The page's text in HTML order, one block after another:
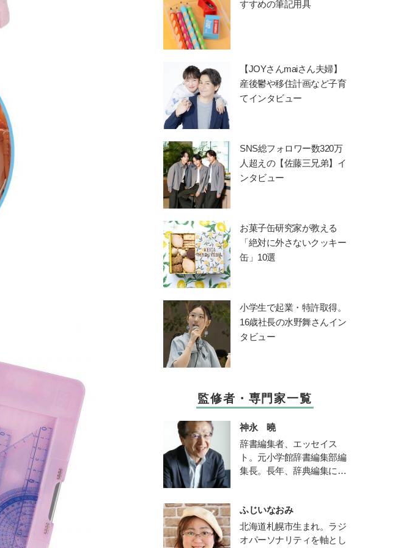
すすめの筆記用具
【JOYさんmaiさん夫婦】
産後鬱や移住計画など子育
てインタビュー
SNS総フォロワー数320万
人超えの【佐藤三兄弟】イ
ンタビュー
お菓子缶研究家が教える
「絶対に外さないクッキー
缶」10選
小学生で起業・特許取得。
16歳社長の水野舞さんイン
タビュー
監修者・専門家一覧
神永 曉
辞書編集者、エッセイス
ト。元小学館辞書編集部編
集長。長年、辞典編集に携
方」などの講演も多い。文
化審議会国語分科会委員。
著書に『悩ましい国語辞
ふじいなおみ
北海道札幌市生まれ。ラジ
オパーソナリティを軸とし